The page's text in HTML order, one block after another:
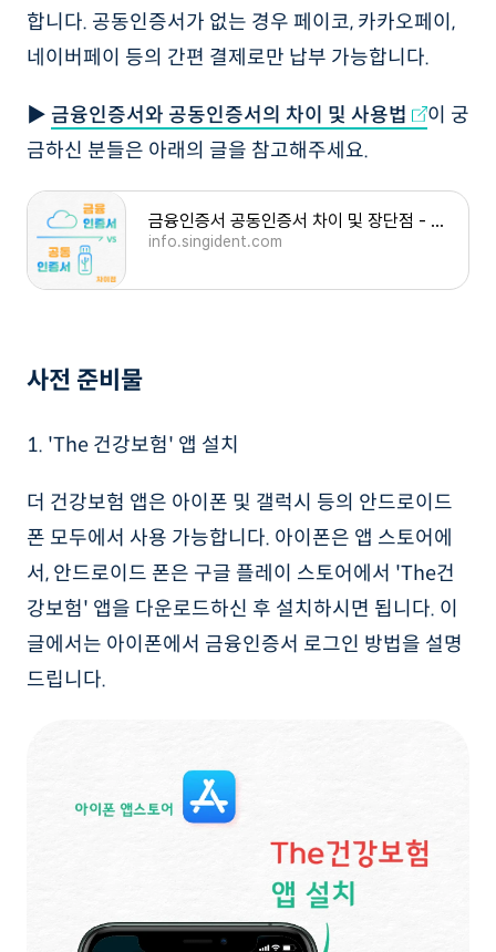
합니다. 공동인증서가 없는 경우 페이코, 카카오페이,
네이버페이 등의 간편 결제로만 납부 가능합니다.
▶ 금융인증서와 공동인증서의 차이 및 사용법
이 궁
금하신 분들은 아래의 글을 참고해주세요.
금융인증서 공동인증서 차이 및 장단점 - 내보내기, 복사 필요없음
info.singident.com
사전 준비물
1. 'The 건강보험' 앱 설치
더 건강보험 앱은 아이폰 및 갤럭시 등의 안드로이드
폰 모두에서 사용 가능합니다. 아이폰은 앱 스토어에
서, 안드로이드 폰은 구글 플레이 스토어에서 'The건
강보험' 앱을 다운로드하신 후 설치하시면 됩니다. 이
글에서는 아이폰에서 금융인증서 로그인 방법을 설명
드립니다.